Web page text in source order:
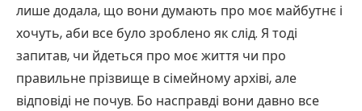
лише додала, що вони думають про моє майбутнє і
хочуть, аби все було зроблено як слід. Я тоді
запитав, чи йдеться про моє життя чи про
правильне прізвище в сімейному архіві, але
відповіді не почув. Бо насправді вони давно все